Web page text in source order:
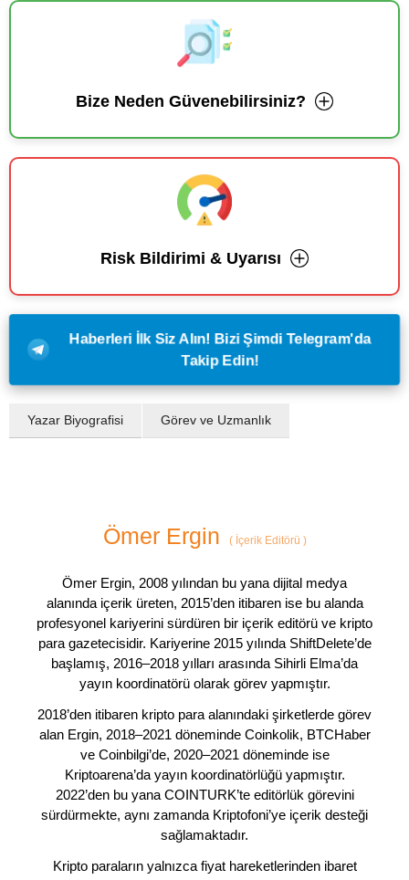
Bize Neden Güvenebilirsiniz?
Risk Bildirimi & Uyarısı
Haberleri İlk Siz Alın! Bizi Şimdi Telegram'da
Takip Edin!
Yazar Biyografisi Görev ve Uzmanlık
Ömer Ergin (İçerik Editörü )
Ömer Ergin, 2008 yılından bu yana dijital medya
alanında içerik üreten, 2015’den itibaren ise bu alanda
profesyonel kariyerini sürdüren bir içerik editörü ve kripto
para gazetecisidir. Kariyerine 2015 yılında ShiftDelete’de
başlamış, 2016–2018 yılları arasında Sihirli Elma’da
yayın koordinatörü olarak görev yapmıştır.
2018’den itibaren kripto para alanındaki şirketlerde görev
alan Ergin, 2018–2021 döneminde Coinkolik, BTCHaber
ve Coinbilgi’de, 2020–2021 döneminde ise
Kriptoarena’da yayın koordinatörlüğü yapmıştır.
2022’den bu yana COINTURK’te editörlük görevini
sürdürmekte, aynı zamanda Kriptofoni’ye içerik desteği
sağlamaktadır.
Kripto paraların yalnızca fiyat hareketlerinden ibaret